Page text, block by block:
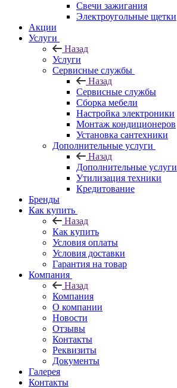
Свечи зажигания
Электроугольные щетки
Акции
Услуги
Назад
Услуги
Сервисные службы
Назад
Сервисные службы
Сборка мебели
Настройка электроники
Монтаж кондиционеров
Установка сантехники
Дополнительные услуги
Назад
Дополнительные услуги
Утилизация техники
Кредитование
Бренды
Как купить
Назад
Как купить
Условия оплаты
Условия доставки
Гарантия на товар
Компания
Назад
Компания
О компании
Новости
Отзывы
Контакты
Реквизиты
Документы
Галерея
Контакты